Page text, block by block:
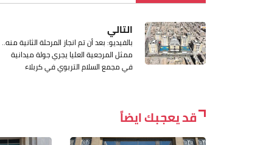
التالي
بالفيديو: بعد أن تم انجاز المرحلة الثانية منه..
ممثل المرجعية العليا يجري جولة ميدانية
في مجمع السلام التربوي في كربلاء
قد يعجبك ايضاً